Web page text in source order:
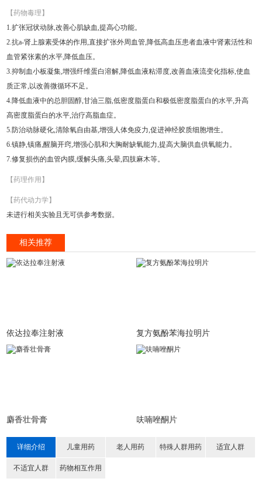
【药物毒理】
1.扩张冠状动脉,改善心肌缺血,提高心功能。
2.抗a-肾上腺素受体的作用,直接扩张外周血管,降低高血压患者血液中肾素活性和
血管紧张素的水平,降低血压。
3.抑制血小板凝集,增强纤维蛋白溶解,降低血液粘滞度,改善血液流变化指标,使血
质正常,以改善微循环不足。
4.降低血液中的总胆固醇,甘油三脂,低密度脂蛋白和极低密度脂蛋白的水平,升高
高密度脂蛋白的水平,治疗高脂血症。
5.防治动脉硬化,清除氧自由基,增强人体免疫力,促进神经胶质细胞增生。
6.镇静,镇痛,醒脑开窍,增强心肌和大胸耐缺氧能力,提高大脑供血供氧能力。
7.修复损伤的血管内膜,缓解头痛,头晕,四肢麻木等。
【药理作用】
【药代动力学】
未进行相关实验且无可供参考数据。
相关推荐
依达拉奉注射液 复方氨酚苯海拉明片
麝香壮骨膏 呋喃唑酮片
详细介绍 儿童用药 老人用药 特殊人群用药 适宜人群
不适宜人群 药物相互作用